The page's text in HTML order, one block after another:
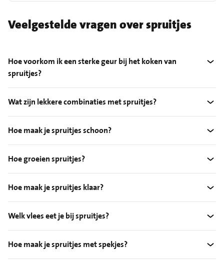
Veelgestelde vragen over spruitjes
Hoe voorkom ik een sterke geur bij het koken van
spruitjes?
Wat zijn lekkere combinaties met spruitjes?
Hoe maak je spruitjes schoon?
Hoe groeien spruitjes?
Hoe maak je spruitjes klaar?
Welk vlees eet je bij spruitjes?
Hoe maak je spruitjes met spekjes?